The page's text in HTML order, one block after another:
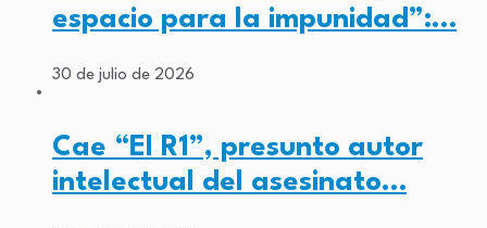
espacio para la impunidad”:…
30 de julio de 2026
Cae “El R1”, presunto autor
intelectual del asesinato…